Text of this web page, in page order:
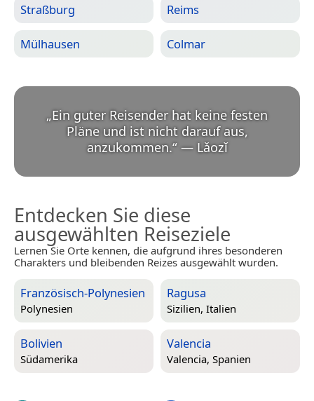
Straßburg Reims
Mülhausen Colmar
„Ein guter Reisender hat keine festen
Pläne und ist nicht darauf aus,
anzukommen.“ — Lǎozǐ
Entdecken Sie diese
ausgewählten Reiseziele
Lernen Sie Orte kennen, die aufgrund ihres besonderen
Charakters und bleibenden Reizes ausgewählt wurden.
Französisch-Polynesien
Polynesien
Ragusa
Sizilien, Italien
Bolivien
Südamerika
Valencia
Valencia, Spanien